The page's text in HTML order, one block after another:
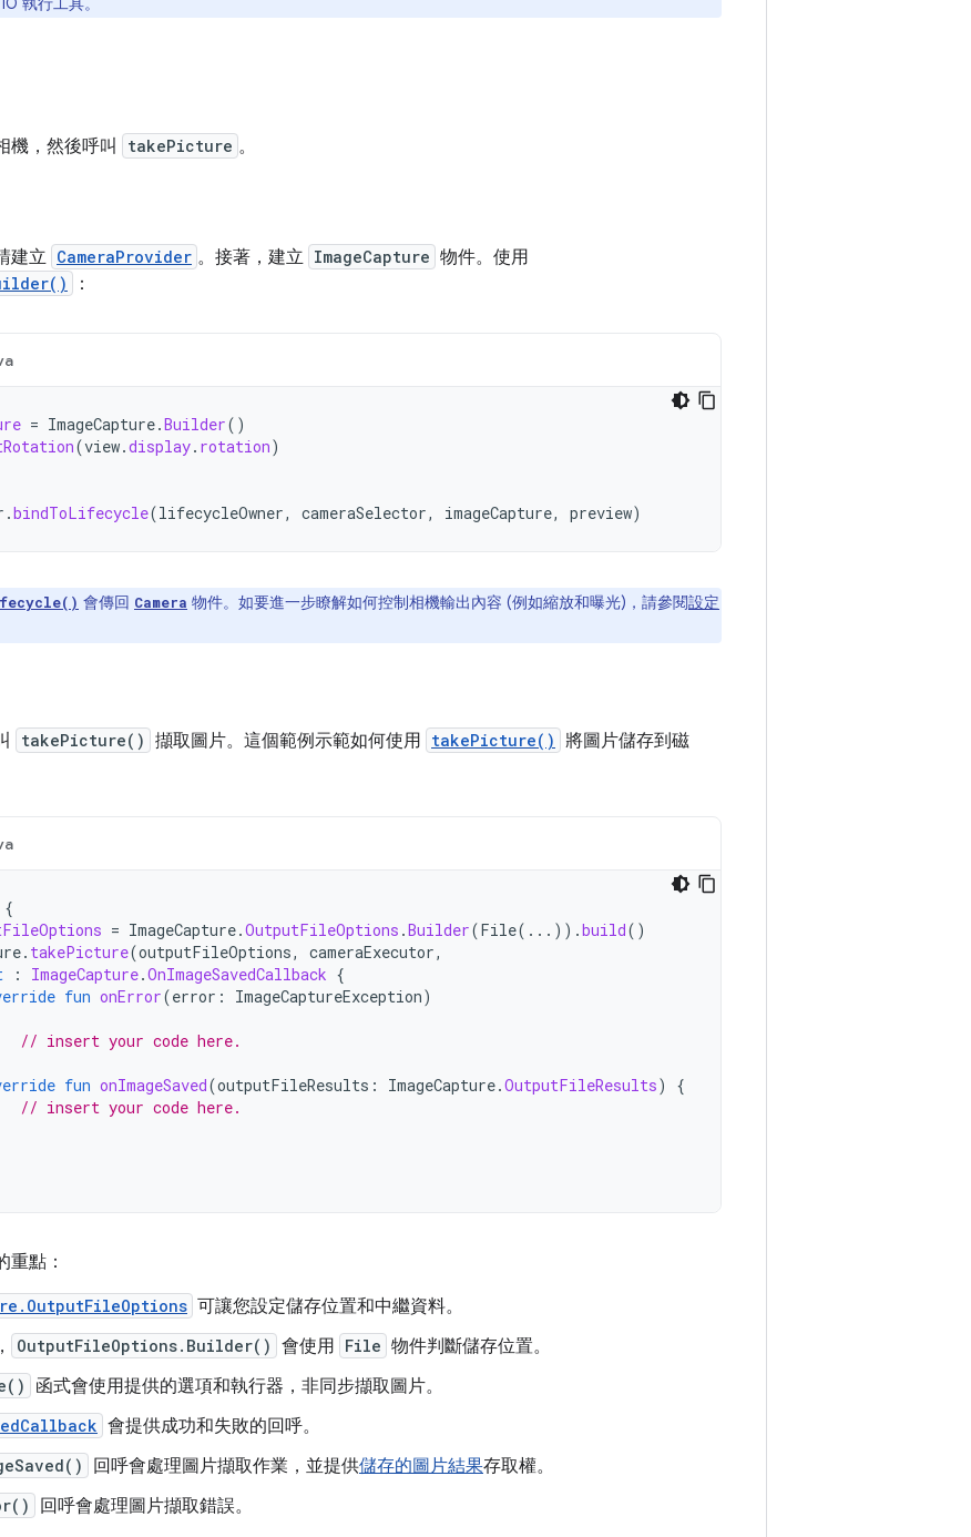
機，然後呼叫 takePicture 。
建立 CameraProvider 。接著，建立 ImageCapture 物件。使用
：
= ImageCapture.Builder()
(view.display. rotation)
.bindToLifecycle(lifecycleOwner, cameraSelector, imageCapture, preview)
會傳回 Camera 物件。如要進一步瞭解如何控制相機輸出內容 (例如縮放和曝光)，請參閱設定
takePicture() 擷取圖片。這個範例示範如何使用 takePicture() 將圖片儲存到磁
{
= ImageCapture.OutputFileOptions .Builder(File(...)).build()
. takePicture(outputFileOptions, cameraExecutor,
: ImageCapture.OnImageSavedCallback {
fun onError(error : ImageCaptureException)
// insert your code here.
fun onImageSaved(outputFileResults : ImageCapture.OutputFileResults)
{
// insert your code here.
重點：
可讓您設定儲存位置和中繼資料。
OutputFileOptions.Builder() 會使用 File 物件判斷儲存位置。
函式會使用提供的選項和執行器，非同步擷取圖片。
會提供成功和失敗的回呼。
回呼會處理圖片擷取作業，並提供儲存的圖片結果存取權。
回呼會處理圖片擷取錯誤。